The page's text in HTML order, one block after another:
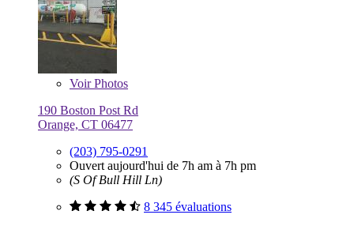
VoirPhotos
190 Boston Post Rd
Orange, CT 06477
(203) 795-0291
Ouvert aujourd'hui de 7h am à 7h pm
(S Of Bull Hill Ln)
8 345 évaluations